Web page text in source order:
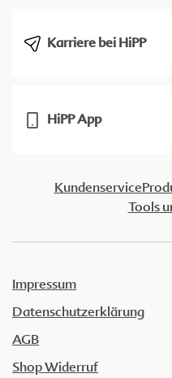
Karriere bei HiPP
HiPP App
Kundenservice
Tools
Impressum
Datenschutzerklärung
AGB
Shop Widerruf